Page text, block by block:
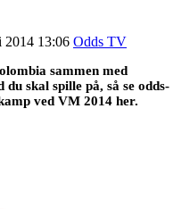
2014 13:06 Odds TV
sammen med
skal spille på, så se odds-
ved VM 2014 her.